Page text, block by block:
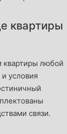
квартиры
квартиры любой
условия
связи.